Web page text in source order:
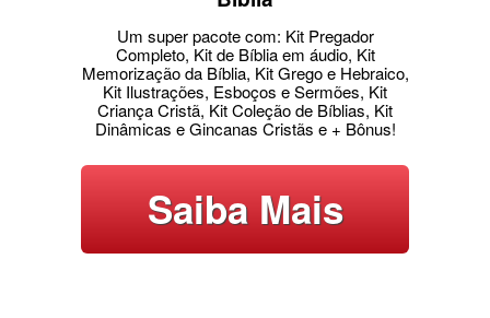
Um super pacote com: Kit Pregador
Completo, Kit de Bíblia em áudio, Kit
Memorização da Bíblia, Kit Grego e Hebraico,
Kit Ilustrações, Esboços e Sermões, Kit
Criança Cristã, Kit Coleção de Bíblias, Kit
Dinâmicas e Gincanas Cristãs e + Bônus!
Saiba Mais